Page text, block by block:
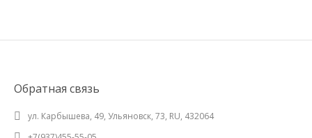
Обратная связь
ул. Карбышева, 49, Ульяновск, 73, RU, 432064